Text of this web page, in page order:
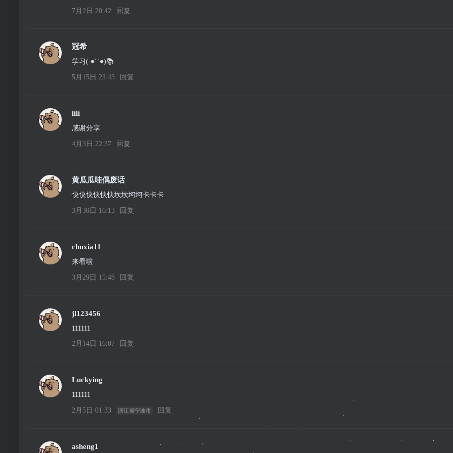
7月2日 20:42 回复
冠希
学习( ⌯' '⌯)📚
5月15日 23:43 回复
lili
感谢分享
4月3日 22:37 回复
黄瓜瓜哇偶废话
快快快快快快坎坎坷坷卡卡卡
3月30日 16:13 回复
chuxia11
来看啦
3月29日 15:48 回复
jl123456
111111
2月14日 16:07 回复
Luckying
111111
2月5日 01:33 浙江省宁波市 回复
asheng1